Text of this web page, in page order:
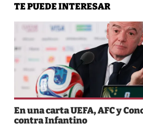
TE PUEDE INTERESAR
En una carta UEFA, AFC y
contra Infantino